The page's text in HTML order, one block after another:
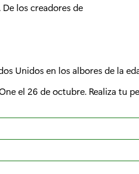
los creadores de
Unidos en los albores de la
el 26 de octubre. Realiza tu